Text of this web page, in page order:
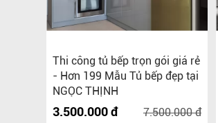
Thi công tủ bếp trọn gói giá rẻ
- Hơn 199 Mẫu Tủ bếp đẹp tại
NGỌC THỊNH
3.500.000 đ 7.500.000 đ